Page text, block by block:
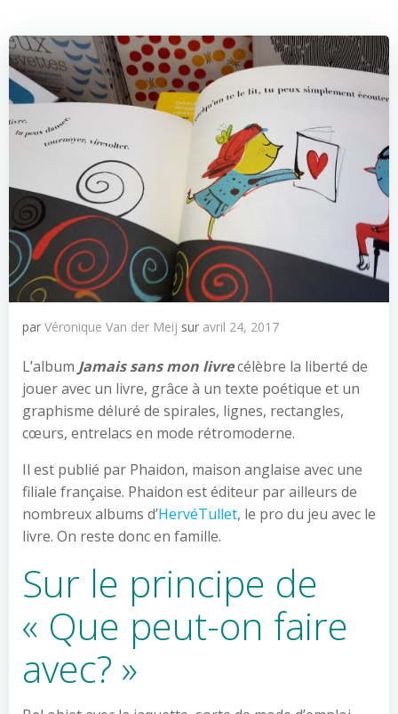
par Véronique Van der Meij sur avril 24, 2017
L’album Jamais sans mon livrecélèbre la liberté de
jouer avec un livre, grâce à un texte poétique et un
graphisme déluré de spirales, lignes, rectangles,
cœurs, entrelacs en mode rétromoderne.
Il est publié par Phaidon, maison anglaise avec une
filiale française. Phaidon est éditeur par ailleurs de
nombreux albums d’HervéTullet, le pro du jeu avec le
livre. On reste donc en famille.
Sur le principe de
« Que peut-on faire
avec? »